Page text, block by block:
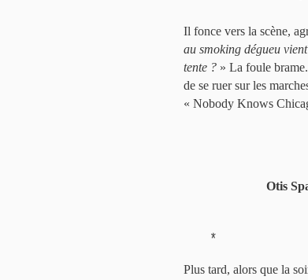
Il fonce vers la scène,
au smoking dégueu
tente ? » La foule
de se ruer sur les
« Nobody Knows
Otis
*
Plus tard, alors que la